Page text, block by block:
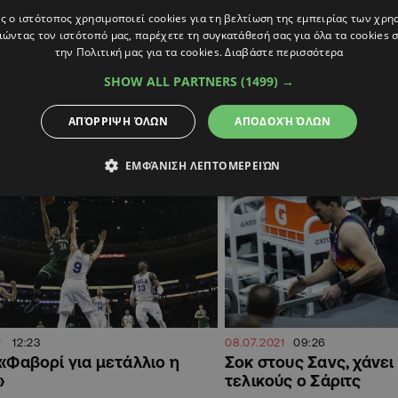
Βαλαντσιούνας-Σάριτς
ολοκληρωθεί αυτό το
η επισημοποίηση
«Ο Σάριτς απέρριψε τη
έχει συμφωνήσει
Dubai BC»
Αρκετά δημοσιεύματα για το
12:23
για μετάλλιο η
08.07.2021 09:26
Σοκ στους Σανς, χάνει
τελικούς ο Σάριτς
ο ιστότοπος χρησιμοποιεί cookies για τη βελτίωση της εμπειρίας των
τον ιστότοπό μας, παρέχετε τη συγκατάθεσή σας για όλα τα cookies
την Πολιτική μας για τα cookies.Διαβάστε περισσότερα
SHOW ALL PARTNERS (1499) →
ΑΠΟΔΟΧΉ ΌΛΩΝ
ΑΠΌΡΡΙΨΗ ΌΛΩΝ
ΕΜΦΆΝΙΣΗ ΛΕΠΤΟΜΕΡΕΙΏΝ